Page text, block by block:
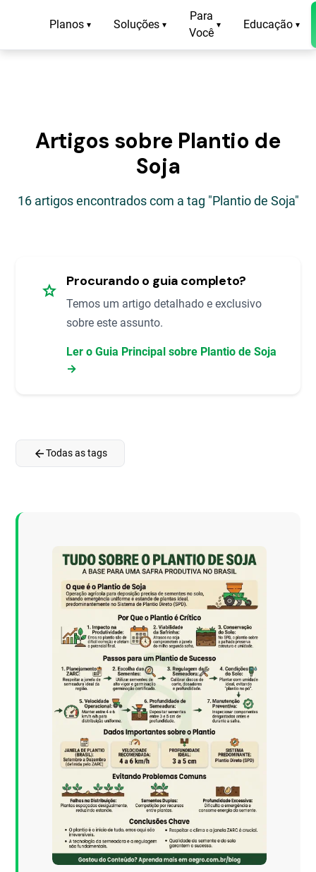
Planos ▾ Soluções ▾
Para
Você
▾ Educação ▾
Artigos sobre Plantio de
Soja
16 artigos encontrados com a tag "Plantio de Soja"
star Procurando o guia completo?
Temos um artigo detalhado e exclusivo
sobre este assunto.
Ler o Guia Principal sobre Plantio de Soja
→
arrow_backTodas as tags